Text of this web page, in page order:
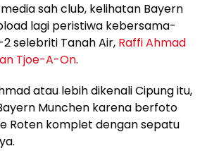
sah club, kelihatan Bayern
lagi peristiwa kebersama-
selebriti Tanah Air, Raffi Ahmad
Tjoe-A-On.
atau lebih dikenali Cipung itu,
Munchen karena berfoto
Roten komplet dengan sepatu